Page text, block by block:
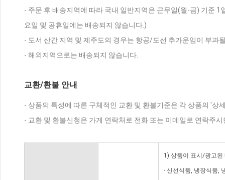
- 주문 후 배송지역에 따라 국내 일반지역은 근무일(월-금) 기준
요일 및 공휴일에는 배송되지 않습니다.)
- 도서 산간 지역 및 제주도의 경우는 항공/도선 추가운임이 부과
- 해외지역으로는 배송되지 않습니다.
교환/환불 안내
- 상품의 특성에 따른 구체적인 교환 및 환불기준은 각 상품의 '상
- 교환 및 환불신청은 가게 연락처로 전화 또는 이메일로 연락주
1) 상품이 표시/광고된
- 신선식품, 냉장식품,